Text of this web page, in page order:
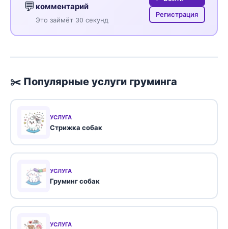
💬комментарий
Это займёт 30 секунд
Регистрация
✂️ Популярные услуги груминга
УСЛУГА
Стрижка собак
УСЛУГА
Груминг собак
УСЛУГА